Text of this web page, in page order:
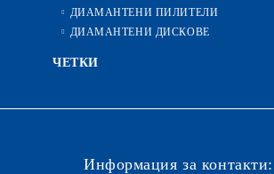
ДИАМАНТЕНИ ПИЛИТЕЛИ
ДИАМАНТЕНИ ДИСКОВЕ
ЧЕТКИ
Информация за контакти: